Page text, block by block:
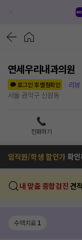
연세우리내과의원
로그인 후 별점확인
리뷰
서울 관악구 신원동
전화하기
임직원/학생 할인가확
내 맞춤 종합검진 견
수액치료 1